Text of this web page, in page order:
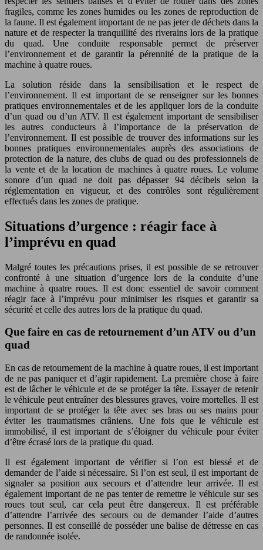
fragiles, comme les zones humides ou les zones de reproduction de
la faune. Il est également important de ne pas jeter de déchets dans la
nature et de respecter la tranquillité des riverains lors de la pratique
du quad. Une conduite responsable permet de préserver
l’environnement et de garantir la pérennité de la pratique de la
machine à quatre roues.
La solution réside dans la sensibilisation et le respect de
l’environnement. Il est important de se renseigner sur les bonnes
pratiques environnementales et de les appliquer lors de la conduite
d’un quad ou d’un ATV. Il est également important de sensibiliser
les autres conducteurs à l’importance de la préservation de
l’environnement. Il est possible de trouver des informations sur les
bonnes pratiques environnementales auprès des associations de
protection de la nature, des clubs de quad ou des professionnels de
la vente et de la location de machines à quatre roues. Le volume
sonore d’un quad ne doit pas dépasser 94 décibels selon la
réglementation en vigueur, et des contrôles sont régulièrement
effectués dans les zones de pratique.
Situations d’urgence : réagir face à
l’imprévu en quad
Malgré toutes les précautions prises, il est possible de se retrouver
confronté à une situation d’urgence lors de la conduite d’une
machine à quatre roues. Il est donc essentiel de savoir comment
réagir face à l’imprévu pour minimiser les risques et garantir sa
sécurité et celle des autres lors de la pratique du quad.
Que faire en cas de retournement d’un ATV ou d’un
quad
En cas de retournement de la machine à quatre roues, il est important
de ne pas paniquer et d’agir rapidement. La première chose à faire
est de lâcher le véhicule et de se protéger la tête. Essayer de retenir
le véhicule peut entraîner des blessures graves, voire mortelles. Il est
important de se protéger la tête avec ses bras ou ses mains pour
éviter les traumatismes crâniens. Une fois que le véhicule est
immobilisé, il est important de s’éloigner du véhicule pour éviter
d’être écrasé lors de la pratique du quad.
Il est également important de vérifier si l’on est blessé et de
demander de l’aide si nécessaire. Si l’on est seul, il est important de
signaler sa position aux secours et d’attendre leur arrivée. Il est
également important de ne pas tenter de remettre le véhicule sur ses
roues tout seul, car cela peut être dangereux. Il est préférable
d’attendre l’arrivée des secours ou de demander l’aide d’autres
personnes. Il est conseillé de posséder une balise de détresse en cas
de randonnée isolée.